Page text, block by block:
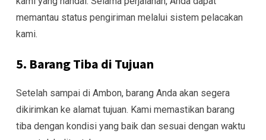
memantau status pengiriman melalui sistem pelacakan
kami.
5. Barang Tiba di Tujuan
Setelah sampai di Ambon, barang Anda akan segera
dikirimkan ke alamat tujuan. Kami memastikan barang
tiba dengan kondisi yang baik dan sesuai dengan waktu